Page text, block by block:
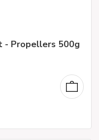
- Propellers 500g